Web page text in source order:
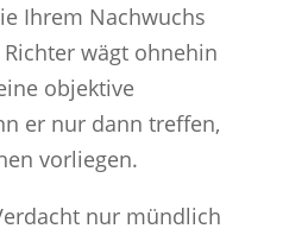
Ihrem Nachwuchs
wägt ohnehin
objektive
er nur dann treffen,
vorliegen.
nur mündlich